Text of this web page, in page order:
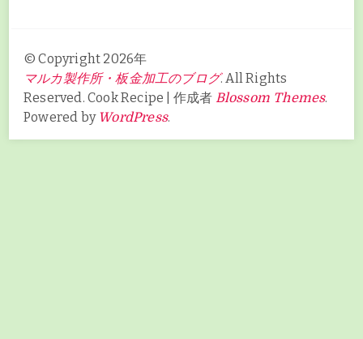
© Copyright 2026年
マルカ製作所・板金加工のブログ. All Rights
Reserved. Cook Recipe | 作成者 Blossom Themes.
Powered by WordPress.